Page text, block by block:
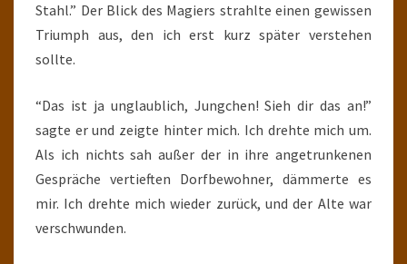
Stahl.” Der Blick des Magiers strahlte einen gewissen
Triumph aus, den ich erst kurz später verstehen
sollte.
“Das ist ja unglaublich, Jungchen! Sieh dir das an!”
sagte er und zeigte hinter mich. Ich drehte mich um.
Als ich nichts sah außer der in ihre angetrunkenen
Gespräche vertieften Dorfbewohner, dämmerte es
mir. Ich drehte mich wieder zurück, und der Alte war
verschwunden.